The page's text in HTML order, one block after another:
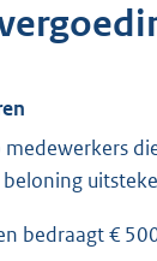
bedraagt €